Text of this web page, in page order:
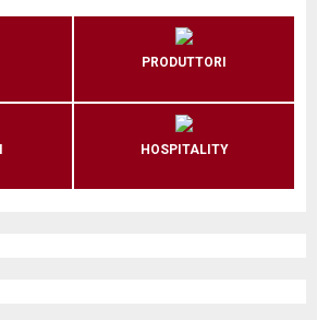
PRODUTTORI
HOSPITALITY